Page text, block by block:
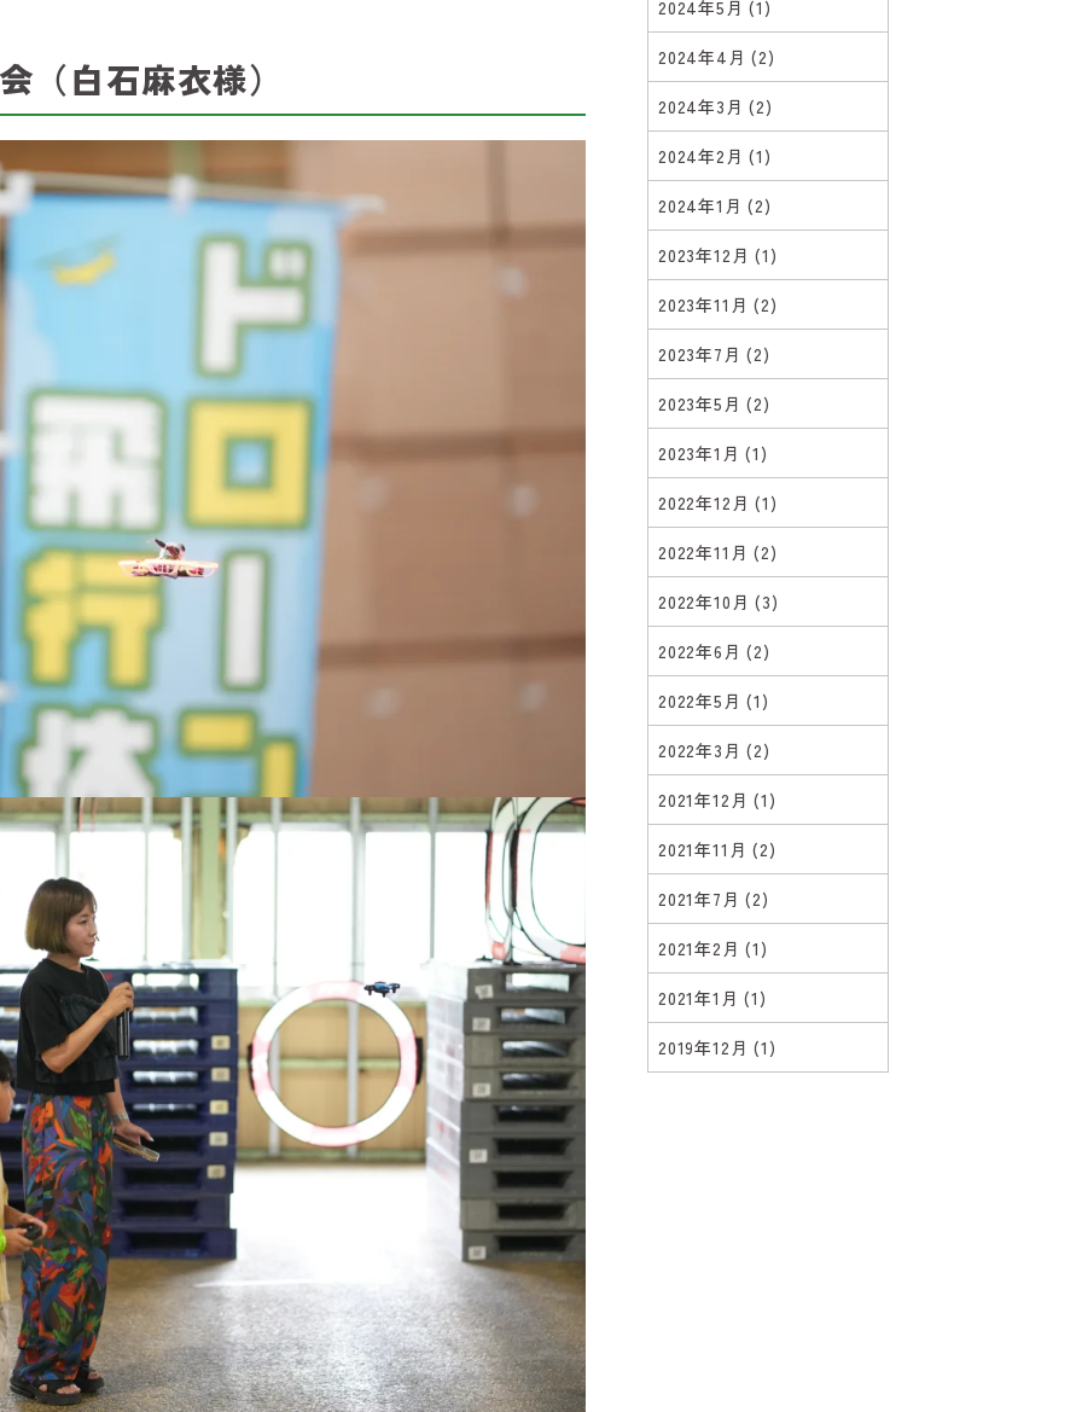
（白石麻衣様）
2024年5月(1)
2024年4月(2)
2024年3月(2)
2024年2月(1)
2024年1月(2)
2023年12月(1)
2023年11月(2)
2023年7月(2)
2023年5月(2)
2023年1月(1)
2022年12月(1)
2022年11月(2)
2022年10月(3)
2022年6月(2)
2022年5月(1)
2022年3月(2)
2021年12月(1)
2021年11月(2)
2021年7月(2)
2021年2月(1)
2021年1月(1)
2019年12月(1)